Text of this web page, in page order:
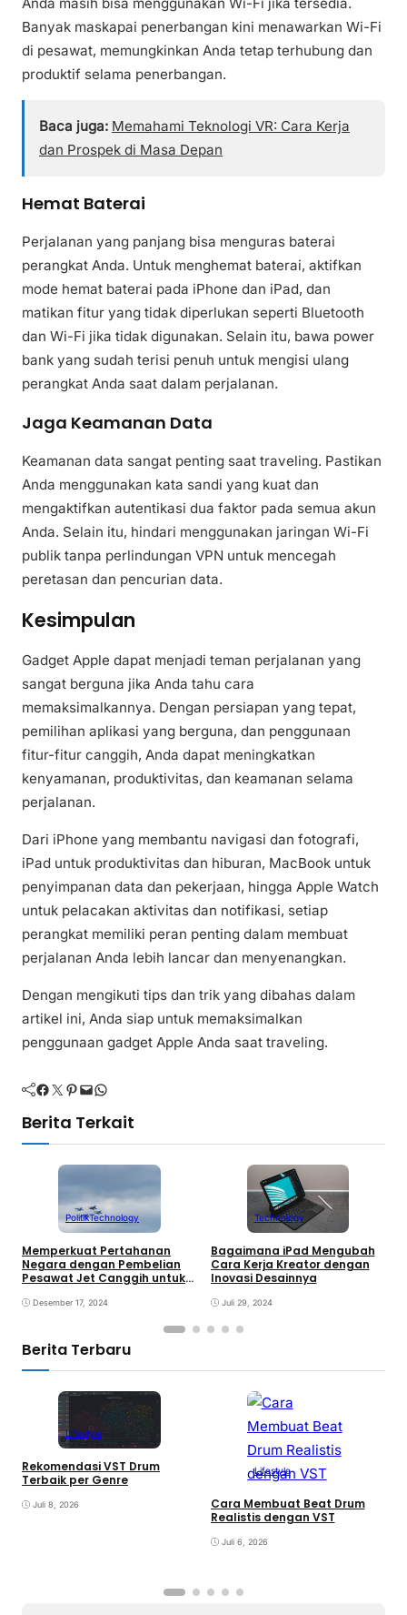
Banyak maskapai penerbangan kini menawarkan Wi-Fi
di pesawat, memungkinkan Anda tetap terhubung dan
produktif selama penerbangan.
Baca juga: Memahami Teknologi VR: Cara Kerja
dan Prospek di Masa Depan
Hemat Baterai
Perjalanan yang panjang bisa menguras baterai
perangkat Anda. Untuk menghemat baterai, aktifkan
mode hemat baterai pada iPhone dan iPad, dan
matikan fitur yang tidak diperlukan seperti Bluetooth
dan Wi-Fi jika tidak digunakan. Selain itu, bawa power
bank yang sudah terisi penuh untuk mengisi ulang
perangkat Anda saat dalam perjalanan.
Jaga Keamanan Data
Keamanan data sangat penting saat traveling. Pastikan
Anda menggunakan kata sandi yang kuat dan
mengaktifkan autentikasi dua faktor pada semua akun
Anda. Selain itu, hindari menggunakan jaringan Wi-Fi
publik tanpa perlindungan VPN untuk mencegah
peretasan dan pencurian data.
Kesimpulan
Gadget Apple dapat menjadi teman perjalanan yang
sangat berguna jika Anda tahu cara
memaksimalkannya. Dengan persiapan yang tepat,
pemilihan aplikasi yang berguna, dan penggunaan
fitur-fitur canggih, Anda dapat meningkatkan
kenyamanan, produktivitas, dan keamanan selama
perjalanan.
Dari iPhone yang membantu navigasi dan fotografi,
iPad untuk produktivitas dan hiburan, MacBook untuk
penyimpanan data dan pekerjaan, hingga Apple Watch
untuk pelacakan aktivitas dan notifikasi, setiap
perangkat memiliki peran penting dalam membuat
perjalanan Anda lebih lancar dan menyenangkan.
Dengan mengikuti tips dan trik yang dibahas dalam
artikel ini, Anda siap untuk memaksimalkan
penggunaan gadget Apple Anda saat traveling.
Facebook Twitter Pinterest Mail WhatsApp
Berita Terkait
PolitikTechnology
Memperkuat Pertahanan
Negara dengan Pembelian
Pesawat Jet Canggih untuk
Desember 17, 2024
Technology
Bagaimana iPad Mengubah
Cara Kerja Kreator dengan
Inovasi Desainnya
Juli 29, 2024
Berita Terbaru
Lifestyle
Rekomendasi VST Drum
Terbaik per Genre
Juli 8, 2026
Lifestyle
Cara Membuat Beat Drum
Realistis dengan VST
Juli 6, 2026